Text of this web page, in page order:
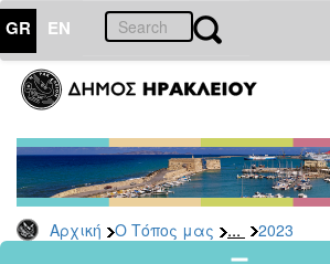
GR EN
Αρχική Ο Τόπος μας ... 2023
ΤΟΠΟΣ
ΜΑΣ
Ανακοινώσεις
Αρχείο
2026